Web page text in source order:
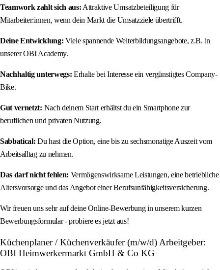
Teamwork zahlt sich aus: Attraktive Umsatzbeteiligung für
Mitarbeiter:innen, wenn dein Markt die Umsatzziele übertrifft.
Deine Entwicklung: Viele spannende Weiterbildungsangebote, z.B. in
unserer OBI Academy.
Nachhaltig unterwegs: Erhalte bei Interesse ein vergünstigtes Company-
Bike.
Gut vernetzt: Nach deinem Start erhältst du ein Smartphone zur
beruflichen und privaten Nutzung.
Sabbatical: Du hast die Option, eine bis zu sechsmonatige Auszeit vom
Arbeitsalltag zu nehmen.
Das darf nicht fehlen: Vermögenswirksame Leistungen, eine betriebliche
Altersvorsorge und das Angebot einer Berufsunfähigkeitsversicherung.
Wir freuen uns sehr auf deine Online-Bewerbung in unserem kurzen
Bewerbungsformular - probiere es jetzt aus!
Küchenplaner / Küchenverkäufer (m/w/d) Arbeitgeber:
OBI Heimwerkermarkt GmbH & Co KG